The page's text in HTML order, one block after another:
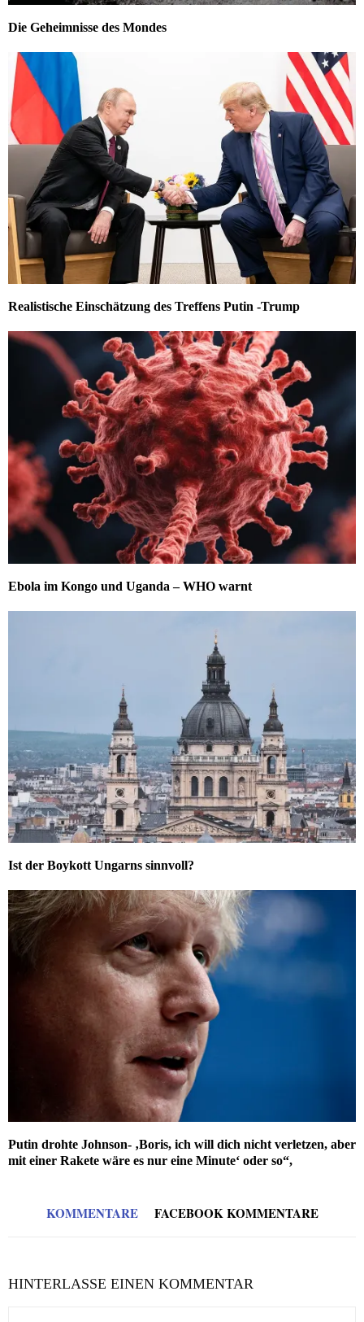
Die Geheimnisse des Mondes
Realistische Einschätzung des Treffens Putin -Trump
Ebola im Kongo und Uganda – WHO warnt
Ist der Boykott Ungarns sinnvoll?
Putin drohte Johnson- ‚Boris, ich will dich nicht verletzen, aber
mit einer Rakete wäre es nur eine Minute‘ oder so“,
KOMMENTARE FACEBOOK KOMMENTARE
HINTERLASSE EINEN KOMMENTAR